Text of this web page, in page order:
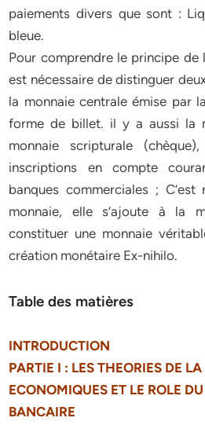
paiements divers que sont :
bleue.
Pour comprendre le principe de
est nécessaire de distinguer
la monnaie centrale émise par
forme de billet. il y a aussi la
monnaie scripturale
inscriptions en compte
banques commerciales ; C’est
monnaie, elle s’ajoute à la
constituer une monnaie
création monétaire Ex-nihilo.
Table des matières
INTRODUCTION
PARTIE I : LES THEORIES DE
ECONOMIQUES ET LE ROLE
BANCAIRE